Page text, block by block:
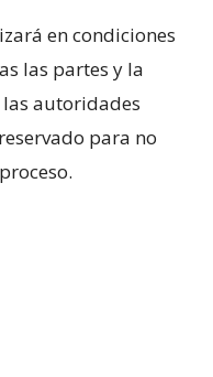
en condiciones
las partes y la
autoridades
para no